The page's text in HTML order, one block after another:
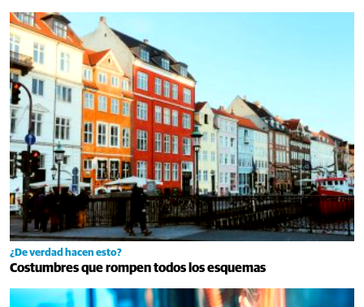
¿De verdad hacen esto?
Costumbres que rompen todos los esquemas